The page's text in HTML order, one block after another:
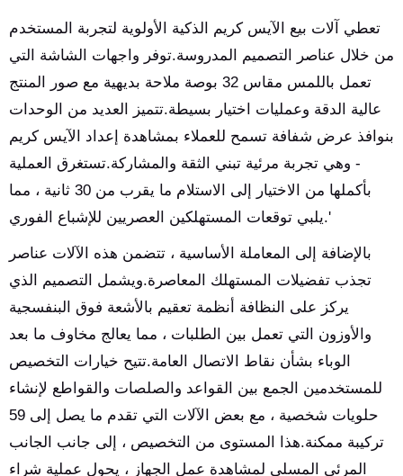
تعطي آلات بيع الآيس كريم الذكية الأولوية لتجربة المستخدم
من خلال عناصر التصميم المدروسة.توفر واجهات الشاشة التي
تعمل باللمس مقاس 32 بوصة ملاحة بديهية مع صور المنتج
عالية الدقة وعمليات اختيار بسيطة.تتميز العديد من الوحدات
بنوافذ عرض شفافة تسمح للعملاء بمشاهدة إعداد الآيس كريم
- وهي تجربة مرئية تبني الثقة والمشاركة.تستغرق العملية
بأكملها من الاختيار إلى الاستلام ما يقرب من 30 ثانية ، مما
يلبي توقعات المستهلكين العصريين للإشباع الفوري.'
بالإضافة إلى المعاملة الأساسية ، تتضمن هذه الآلات عناصر
تجذب تفضيلات المستهلك المعاصرة.ويشمل التصميم الذي
يركز على النظافة أنظمة تعقيم بالأشعة فوق البنفسجية
والأوزون التي تعمل بين الطلبات ، مما يعالج مخاوف ما بعد
الوباء بشأن نقاط الاتصال العامة.تتيح خيارات التخصيص
للمستخدمين الجمع بين القواعد والصلصات والقواطع لإنشاء
حلويات شخصية ، مع بعض الآلات التي تقدم ما يصل إلى 59
تركيبة ممكنة.هذا المستوى من التخصيص ، إلى جانب الجانب
المرئي المسلي لمشاهدة عمل الجهاز ، يحول عملية شراء